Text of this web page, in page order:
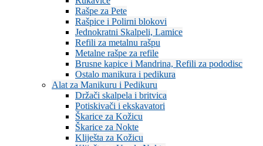
Rašpe za Pete
Rašpice i Polirni blokovi
Jednokratni Skalpeli, Lamice
Refili za metalnu rašpu
Metalne rašpe za refile
Brusne kapice i Mandrina, Refili za pododisc
Ostalo manikura i pedikura
Alat za Manikuru i Pedikuru
Držači skalpela i britvica
Potiskivači i ekskavatori
Škarice za Kožicu
Škarice za Nokte
Kliješta za Kožicu